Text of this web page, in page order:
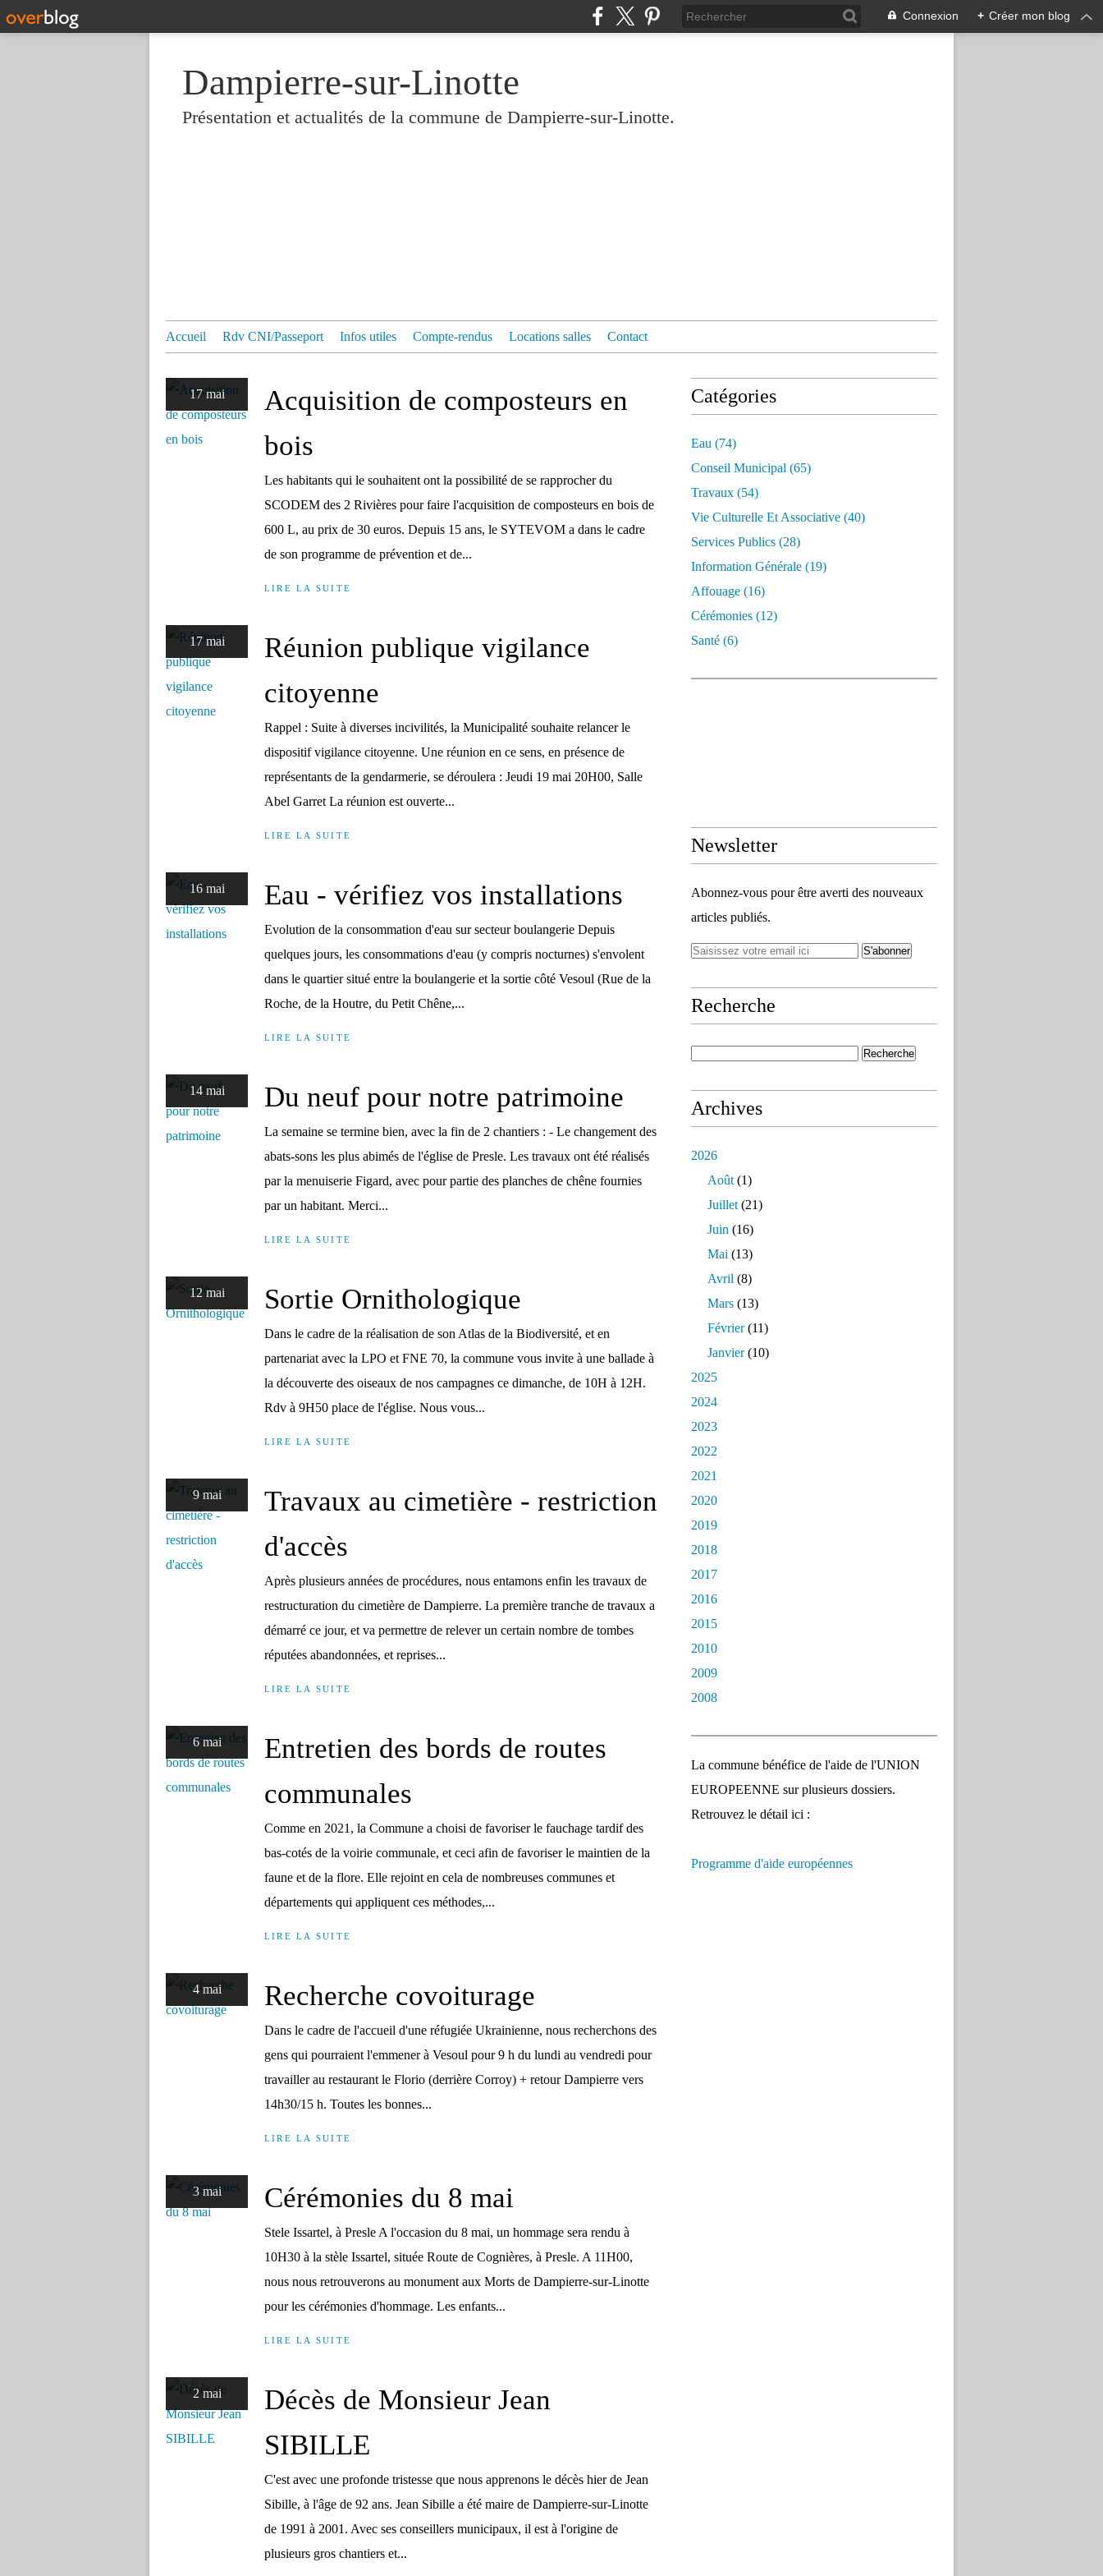
Connexion + Créer mon blog
Dampierre-sur-Linotte
Présentation et actualités de la commune de Dampierre-sur-Linotte.
Accueil Rdv CNI/Passeport Infos utiles Compte-rendus Locations salles Contact
17 mai
Acquisition de composteurs en
bois
Les habitants qui le souhaitent ont la possibilité de se rapprocher du
SCODEM des 2 Rivières pour faire l'acquisition de composteurs en bois de
600 L, au prix de 30 euros. Depuis 15 ans, le SYTEVOM a dans le cadre
de son programme de prévention et de...
LIRE LA SUITE
17 mai
Réunion publique vigilance
citoyenne
Rappel : Suite à diverses incivilités, la Municipalité souhaite relancer le
dispositif vigilance citoyenne. Une réunion en ce sens, en présence de
représentants de la gendarmerie, se déroulera : Jeudi 19 mai 20H00, Salle
Abel Garret La réunion est ouverte...
LIRE LA SUITE
16 mai Eau - vérifiez vos installations
Evolution de la consommation d'eau sur secteur boulangerie Depuis
quelques jours, les consommations d'eau (y compris nocturnes) s'envolent
dans le quartier situé entre la boulangerie et la sortie côté Vesoul (Rue de la
Roche, de la Houtre, du Petit Chêne,...
LIRE LA SUITE
14 mai Du neuf pour notre patrimoine
La semaine se termine bien, avec la fin de 2 chantiers : - Le changement des
abats-sons les plus abimés de l'église de Presle. Les travaux ont été réalisés
par la menuiserie Figard, avec pour partie des planches de chêne fournies
par un habitant. Merci...
LIRE LA SUITE
12 mai Sortie Ornithologique
Dans le cadre de la réalisation de son Atlas de la Biodiversité, et en
partenariat avec la LPO et FNE 70, la commune vous invite à une ballade à
la découverte des oiseaux de nos campagnes ce dimanche, de 10H à 12H.
Rdv à 9H50 place de l'église. Nous vous...
LIRE LA SUITE
9 mai
Travaux au cimetière - restriction
d'accès
Après plusieurs années de procédures, nous entamons enfin les travaux de
restructuration du cimetière de Dampierre. La première tranche de travaux a
démarré ce jour, et va permettre de relever un certain nombre de tombes
réputées abandonnées, et reprises...
LIRE LA SUITE
6 mai
Entretien des bords de routes
communales
Comme en 2021, la Commune a choisi de favoriser le fauchage tardif des
bas-cotés de la voirie communale, et ceci afin de favoriser le maintien de la
faune et de la flore. Elle rejoint en cela de nombreuses communes et
départements qui appliquent ces méthodes,...
LIRE LA SUITE
4 mai Recherche covoiturage
Dans le cadre de l'accueil d'une réfugiée Ukrainienne, nous recherchons des
gens qui pourraient l'emmener à Vesoul pour 9 h du lundi au vendredi pour
travailler au restaurant le Florio (derrière Corroy) + retour Dampierre vers
14h30/15 h. Toutes les bonnes...
LIRE LA SUITE
3 mai Cérémonies du 8 mai
Stele Issartel, à Presle A l'occasion du 8 mai, un hommage sera rendu à
10H30 à la stèle Issartel, située Route de Cognières, à Presle. A 11H00,
nous nous retrouverons au monument aux Morts de Dampierre-sur-Linotte
pour les cérémonies d'hommage. Les enfants...
LIRE LA SUITE
2 mai
Décès de Monsieur Jean
SIBILLE
C'est avec une profonde tristesse que nous apprenons le décès hier de Jean
Sibille, à l'âge de 92 ans. Jean Sibille a été maire de Dampierre-sur-Linotte
de 1991 à 2001. Avec ses conseillers municipaux, il est à l'origine de
plusieurs gros chantiers et...
Catégories
Eau (74)
Conseil Municipal (65)
Travaux (54)
Vie Culturelle Et Associative (40)
Services Publics (28)
Information Générale (19)
Affouage (16)
Cérémonies (12)
Santé (6)
Newsletter
Abonnez-vous pour être averti des nouveaux
articles publiés.
Recherche
Archives
2026
Août (1)
Juillet (21)
Juin (16)
Mai (13)
Avril (8)
Mars (13)
Février(11)
Janvier(10)
2025
2024
2023
2022
2021
2020
2019
2018
2017
2016
2015
2010
2009
2008
La commune bénéfice de l'aide de l'UNION
EUROPEENNE sur plusieurs dossiers.
Retrouvez le détail ici :
Programme d'aide européennes